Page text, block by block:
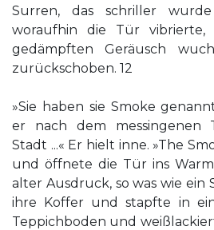
Surren, das schriller
woraufhin die Tür
gedämpften Geräusch
zurückschoben. 12
»Sie haben sie Smoke
er nach dem messingenen
Stadt ...« Er hielt inne. »The
und öffnete die Tür ins
alter Ausdruck, so was wie ein
ihre Koffer und stapfte in
Teppichboden und